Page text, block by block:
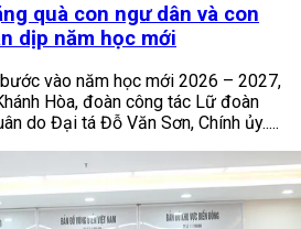
quà con ngư dân và con
dịp năm học mới
vào năm học mới 2026 – 2027,
Hòa, đoàn công tác Lữ đoàn
do Đại tá Đỗ Văn Sơn, Chính ủy.....